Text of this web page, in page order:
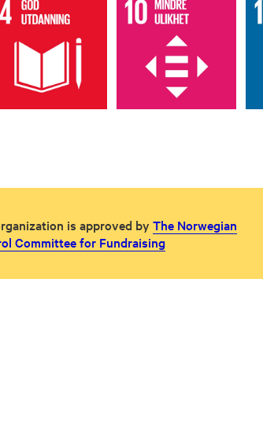
is approved byThe Norwegian
Committee for Fundraising